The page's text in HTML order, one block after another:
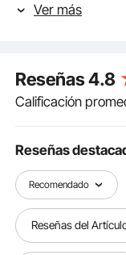
de nuestro
está diseñado
una durabilidad
Gire con
las alturas de
aéreos con
de seda aérea
divertido.
Doble
de nuestro
Ver más
Reseñas4.8
Calificación
Reseñas
Recomendado
Reseñas del